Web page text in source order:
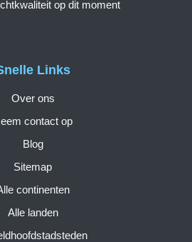
Links
Over ons
contact op
Blog
Sitemap
continenten
Alle landen
op dit moment